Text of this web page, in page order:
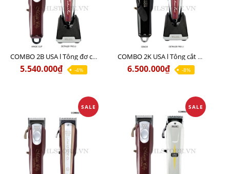
COMBO 2B USA l Tông đơ cắt Magic clip Red + Tông đơ viền Detailer Pro Li
5.540.000₫ -4%
COMBO 2K USA l Tông cắt SENIOR +Tông viền DETAILER PRO LI
6.500.000₫ -8%
SALE SALE